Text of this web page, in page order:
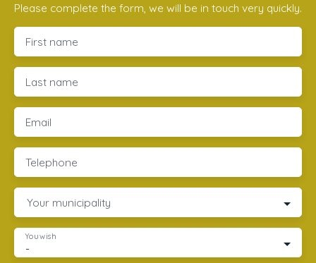
Please complete the form, we will be in touch very quickly.
First name
Last name
Email
Telephone
Your municipality
-
You wish